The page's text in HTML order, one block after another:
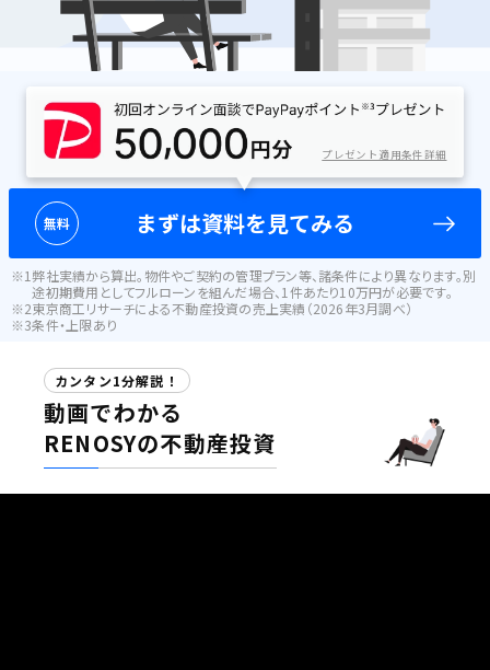
プレゼント適用条件詳細
無料 まずは資料を見てみる
弊社実績から算出。物件やご契約の管理プラン等、諸条件により異なります。別
途初期費用としてフルローンを組んだ場合、1件あたり10万円が必要です。
東京商工リサーチによる不動産投資の売上実績（2026年3月調べ）
条件・上限あり
カンタン1分解説！
動画でわかる
RENOSYの不動産投資